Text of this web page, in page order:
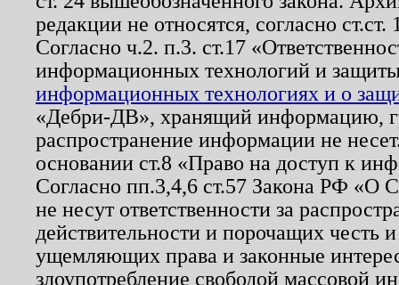
редакции не относятся, согласно
Согласно ч.2. п.3. ст.17
информационных технологий и
информационных технологиях и о
«Дебри-ДВ», хранящий информацию,
распространение информации не
основании ст.8 «Право на доступ к
Согласно пп.3,4,6 ст.57 Закона РФ «О
не несут ответственности за
действительности и порочащих честь
ущемляющих права и законные
злоупотребление свободой массовой